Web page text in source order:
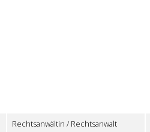
Rechtsanwältin / Rechtsanwalt